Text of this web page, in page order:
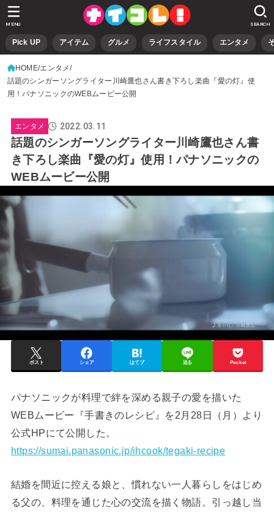
Pick UP アイテム グルメ ライフスタイル エンタメ
SEARCH
MENU
HOME エンタメ
話題のシンガーソングライター川崎鷹也さん書き下ろし楽曲『愛の灯』使
用！パナソニックのWEBムービー公開
エンタメ 2022.03.11
話題のシンガーソングライター川崎鷹也さん書
き下ろし楽曲『愛の灯』使用！パナソニックの
WEBムービー公開
ポスト シェア はてブ 送る Pocket
パナソニックが料理で絆を深める親子の愛を描いた
WEBムービー『手書きのレシピ』を2月28日（月）より
公式HPにて公開した。
https://sumai.panasonic.jp/ihcook/tegaki-recipe
結婚を間近に控える娘と、慣れない一人暮らしをはじめ
る父の、料理を通じた心の交流を描く物語。引っ越し当